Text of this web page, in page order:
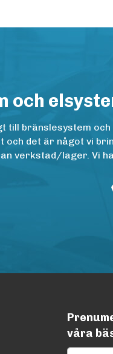
och
bränslesystem
det är något vi
verkstad/lager. Vi
våra